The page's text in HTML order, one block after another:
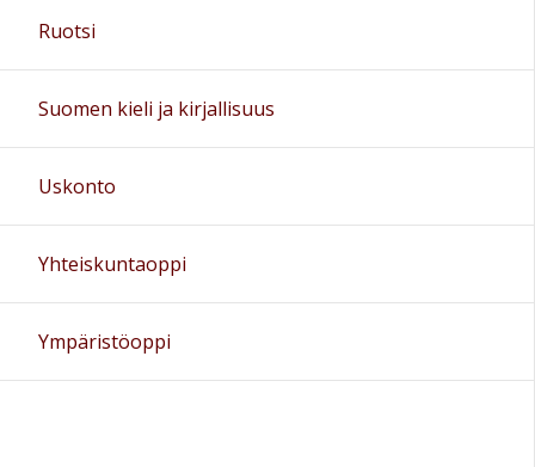
Ruotsi
Suomen kieli ja kirjallisuus
Uskonto
Yhteiskuntaoppi
Ympäristöoppi